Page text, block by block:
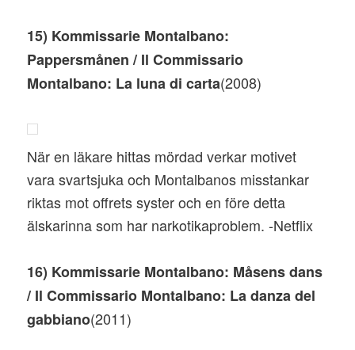
15) Kommissarie Montalbano:
Pappersmånen / Il Commissario
Montalbano: La luna di carta(2008)
När en läkare hittas mördad verkar motivet
vara svartsjuka och Montalbanos misstankar
riktas mot offrets syster och en före detta
älskarinna som har narkotikaproblem. -Netflix
16) Kommissarie Montalbano: Måsens dans
/ Il Commissario Montalbano: La danza del
gabbiano(2011)